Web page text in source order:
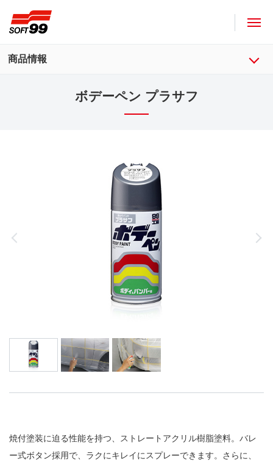
商品情報
ボデーペン プラサフ
焼付塗装に迫る性能を持つ、ストレートアクリル樹脂塗料。バレ
ー式ボタン採用で、ラクにキレイにスプレーできます。さらに、